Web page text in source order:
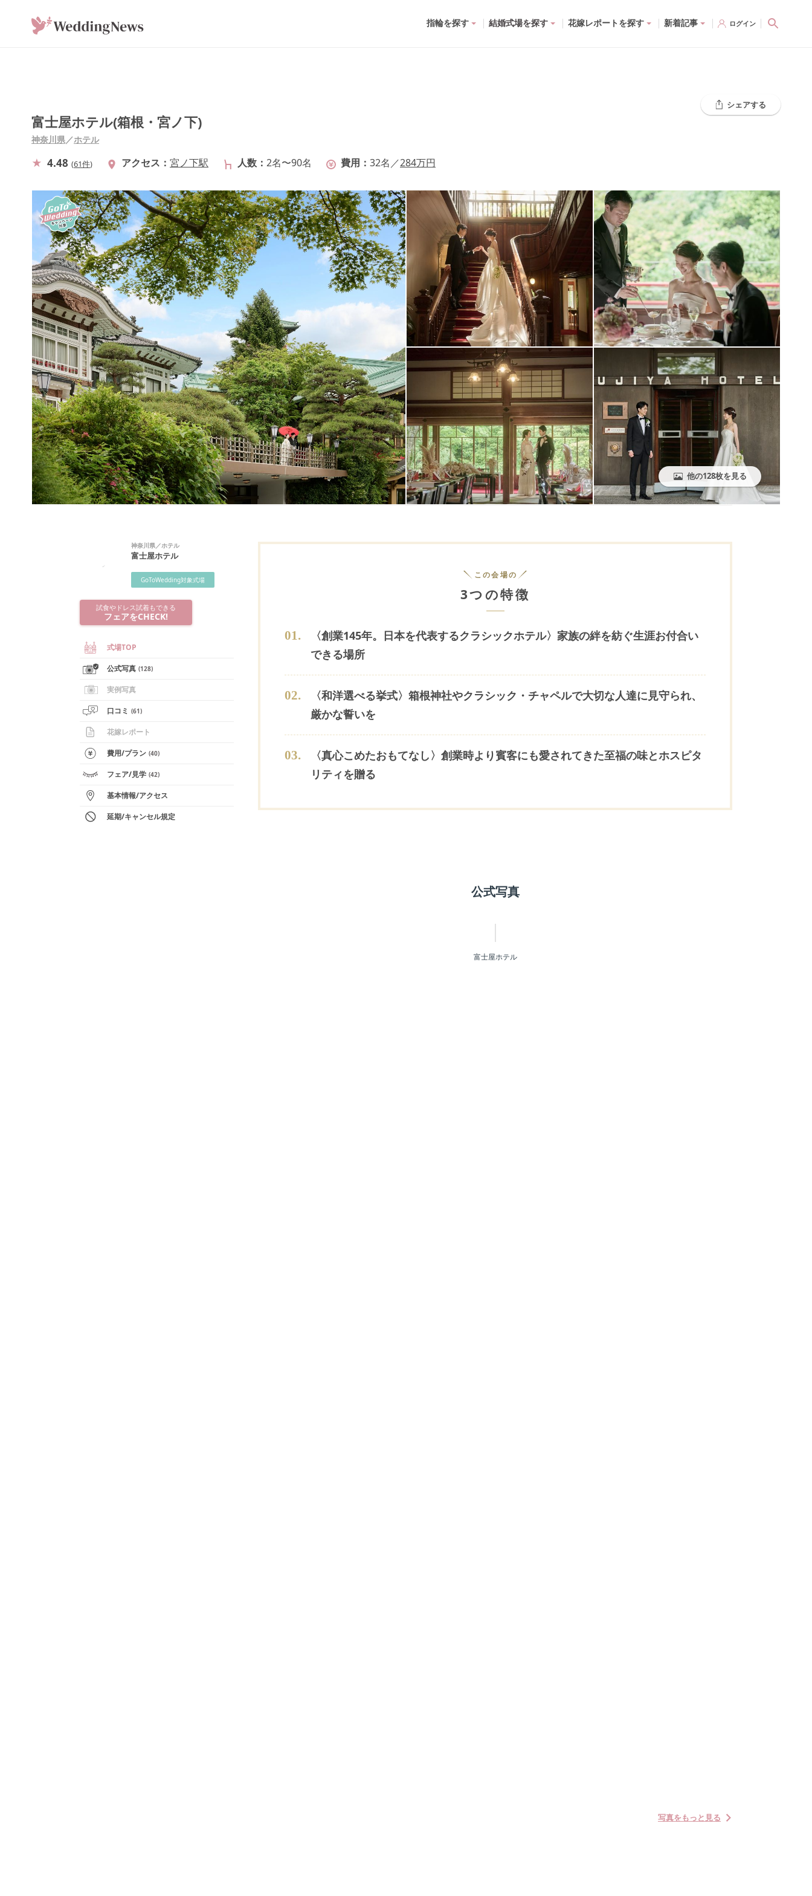
指輪を探す 結婚式場を探す 花嫁レポートを探す 新着記事 ログイン
富士屋ホテル(箱根・宮ノ下)
神奈川県／ホテル
4.48 (61件) アクセス 宮ノ下駅 人数 2名〜90名 費用 32名 ／284万円
シェアする
他の128枚を見る
神奈川県／ホテル
富士屋ホテル
GoToWedding対象式場
試食やドレス試着もできる
フェアをCHECK!
式場TOP
公式写真 (128)
実例写真
口コミ (61)
花嫁レポート
費用/プラン (40)
フェア/見学 (42)
基本情報/アクセス
延期/キャンセル規定
この会場の
3つの特徴
01 .
〈創業145年。日本を代表するクラシックホテル〉家族の絆を紡ぐ生涯お付合い
できる場所
02.
〈和洋選べる挙式〉箱根神社やクラシック・チャペルで大切な人達に見守られ、
厳かな誓いを
03.
〈真心こめたおもてなし〉創業時より賓客にも愛されてきた至福の味とホスピタ
リティを贈る
公式写真
富士屋ホテル
写真をもっと見る